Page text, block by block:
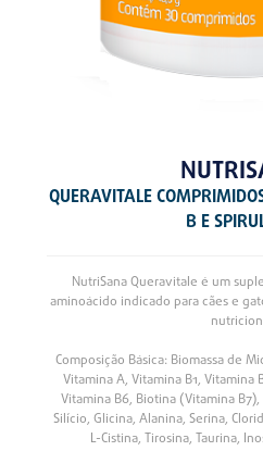
QUERAVITALE
B E
NutriSana Queravitale é um
aminoácido indicado para cães e
Composição Básica: Biomassa de
Vitamina A, Vitamina B1, Vitamina
Vitamina B6, Biotina (Vitamina
Silício, Glicina, Alanina, Serina,
L-Cistina, Tirosina, Taurina,